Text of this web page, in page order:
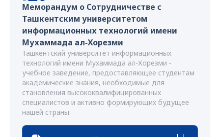
Меморандум о Сотрудничестве с
Ташкентским университетом
информационных технологий имени
Мухаммада ал-Хорезми
Ташкентский университет информационных
технологий имени Мухаммада ал-Хорезми -
учебное заведение, предоставляющее студентам
академические знания, необходимые для
становления высококвалифицированных
специалистов и активно формирующих будущее
нашей страны.